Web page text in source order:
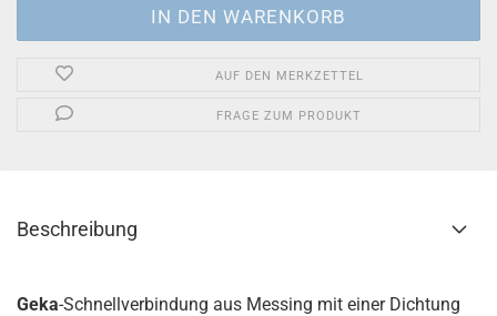
AUF DEN MERKZETTEL
FRAGE ZUM PRODUKT
Beschreibung
Geka-Schnellverbindung aus Messing mit einer Dichtung